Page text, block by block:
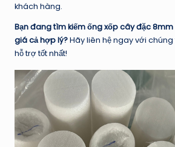
khách hàng.
Bạn đang tìm kiếm ống xốp cây đặc
giá cả hợp lý?Hãy liên hệ ngay với
hỗ trợ tốt nhất!